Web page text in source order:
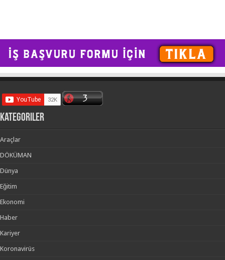
kategoriler
Araçlar
DÖKÜMAN
Dünya
Eğitim
Ekonomi
Haber
Kariyer
Koronavirüs